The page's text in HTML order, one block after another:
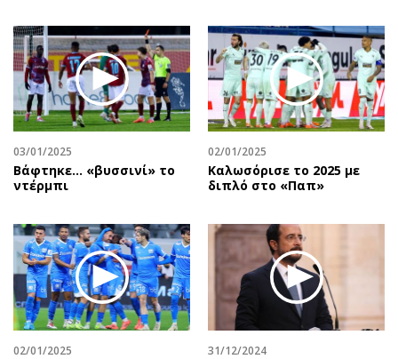
03/01/2025
Βάφτηκε... «βυσσινί» το
ντέρμπι
02/01/2025
Καλωσόρισε το 2025 με
διπλό στο «Παπ»
02/01/2025 31/12/2024